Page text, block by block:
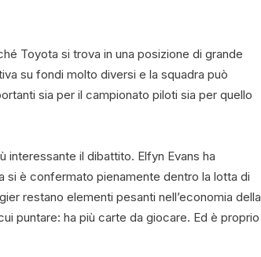
Toyota si trova in una posizione di grande
su fondi molto diversi e la squadra può
sia per il campionato piloti sia per quello
interessante il dibattito. Elfyn Evans ha
si è confermato pienamente dentro la lotta di
restano elementi pesanti nell’economia della
puntare: ha più carte da giocare. Ed è proprio